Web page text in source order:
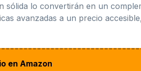
lo convertirán en un
avanzadas a un precio
en Amazon